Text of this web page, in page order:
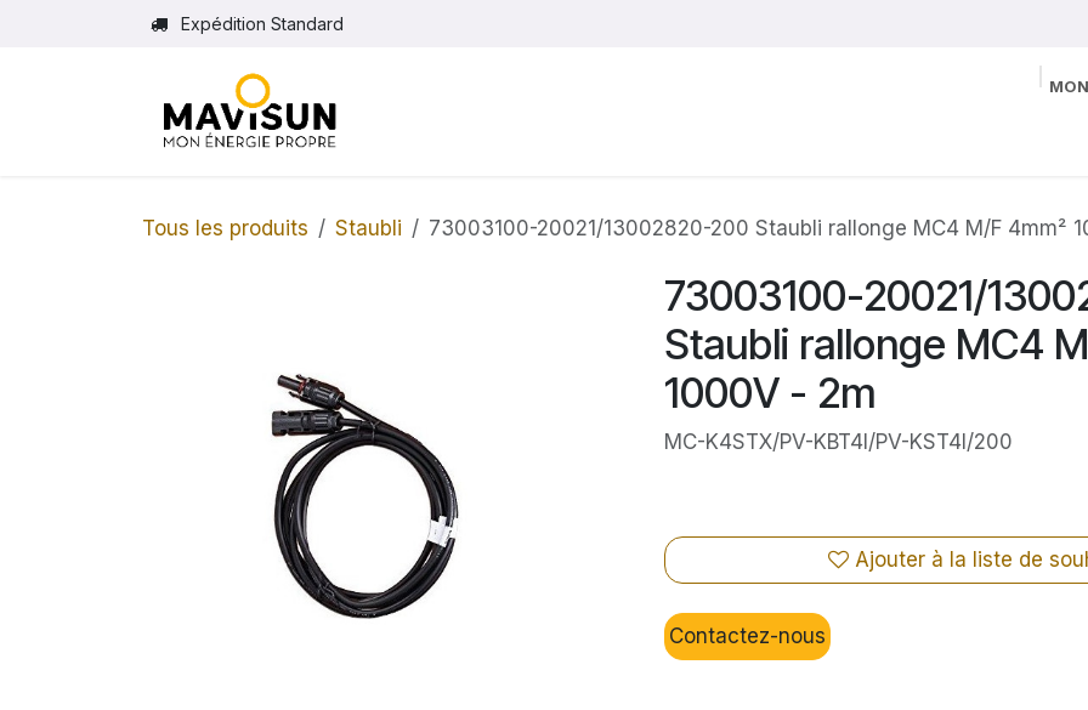
Se rendre au contenuExpédition Standard
Tous les produits Staubli 73003100-20021/13002820-200 Staubli rallonge MC4 M/F 4mm²
73003100-20021/
Staubli rallonge MC4
1000V - 2m
MC-K4STX/PV-KBT4I/PV-KST4I/200
Ajouter à la liste de
Contactez-nous